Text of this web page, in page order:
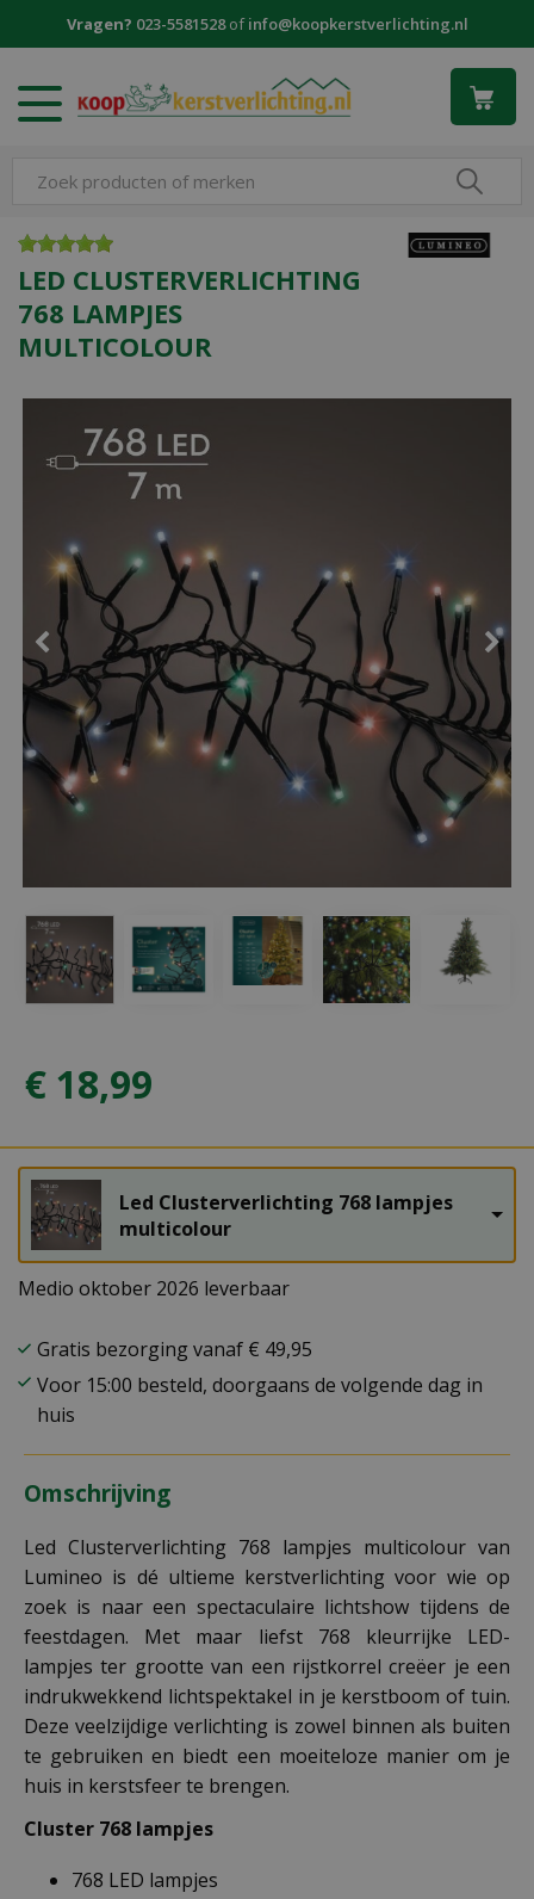
Vragen? 023-5581528ofinfo@koopkerstverlichting.nl
LED CLUSTERVERLICHTING
768 LAMPJES
MULTICOLOUR
€ 18,99
Led Clusterverlichting 768 lampjes
multicolour
Medio oktober 2026 leverbaar
Gratis bezorging vanaf € 49,95
Voor 15:00 besteld, doorgaans de volgende dag in
huis
Omschrijving
Led Clusterverlichting 768 lampjes multicolour van
Lumineo is dé ultieme kerstverlichting voor wie op
zoek is naar een spectaculaire lichtshow tijdens de
feestdagen. Met maar liefst 768 kleurrijke LED-
lampjes ter grootte van een rijstkorrel creëer je een
indrukwekkend lichtspektakel in je kerstboom of tuin.
Deze veelzijdige verlichting is zowel binnen als buiten
te gebruiken en biedt een moeiteloze manier om je
huis in kerstsfeer te brengen.
Cluster 768 lampjes
768 LED lampjes